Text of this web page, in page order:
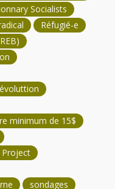
Socialists
Réfugié-e
minimum de 15$
Project
sondages